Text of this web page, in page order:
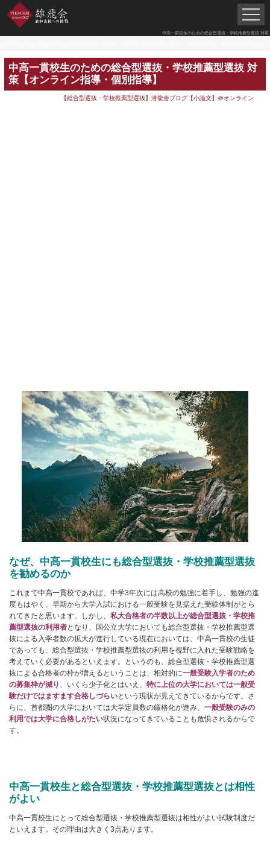
中高一貫校生のための総合型選抜・学校推薦型選抜 対策
中高一貫校生のための総合型選抜・学校推薦型選抜 対
策【オンライン指導・個別指導】
【総合型選抜・学校推薦型選抜】潜龍舎ブログ【小論文】＠オンライン
なぜ、中高一貫校生にも総合型選抜・学校推薦型選抜
を勧めるのか
これまで中高一貫校であれば、中学3年次には高校の勉強に着手し、勉強の進
度もはやく、早期から大学入試における一般受験を見据えた受験体制がとら
れてきたと思います。しかし、 私大合格者の半数以上が総合型選抜・学校推
薦型選抜の利用者となり、国公立大学においても総合型選抜・学校推薦型選
抜による入学者数の拡大が進行している現在においては、中高一貫校の生徒
であっても、総合型選抜・学校推薦型選抜の利用を視野に入れた受験戦略を
考えていく必要があるといえます。というのも、総合型選抜・学校推薦型選
抜による合格者の枠が増えるということは、相対的に一般受験入学者のため
の募集枠が減り 、いくら少子化とはいえ、 特に上位の大学においては一般受
験だけではますます合格しづらいという現状が見えてきているからです。さ
らに、首都圏の大学においては大学定員数の厳格化が進み、 一般受験のみの
利用では大学に合格しがたい状況になってきていることも危惧されるからで
す。
中高一貫校生と総合型選抜・学校推薦型選抜とは相性
がよい
中高一貫校生にとって総合型選抜・学校推薦型選抜は相性がよい試験制度だ
といえます。その理由は大きく3点あります。